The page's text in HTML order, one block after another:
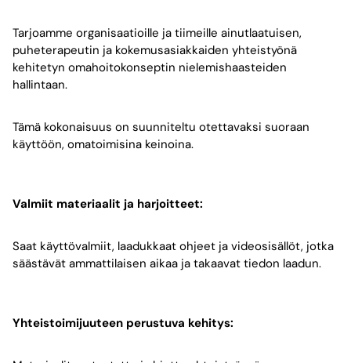
Tarjoamme organisaatioille ja tiimeille ainutlaatuisen,
puheterapeutin ja kokemusasiakkaiden yhteistyönä
kehitetyn omahoitokonseptin nielemishaasteiden
hallintaan.
Tämä kokonaisuus on suunniteltu otettavaksi suoraan
käyttöön, omatoimisina keinoina.
Valmiit materiaalit ja harjoitteet:
Saat käyttövalmiit, laadukkaat ohjeet ja videosisällöt, jotka
säästävät ammattilaisen aikaa ja takaavat tiedon laadun.
Yhteistoimijuuteen perustuva kehitys: